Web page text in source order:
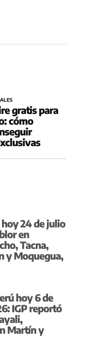
gratis para
cómo
24 de julio
en
Tacna,
y Moquegua,
hoy 6 de
IGP reportó
Martín y